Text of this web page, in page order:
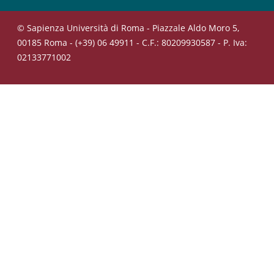
© Sapienza Università di Roma - Piazzale Aldo Moro 5,
00185 Roma - (+39) 06 49911 - C.F.: 80209930587 - P. Iva:
02133771002